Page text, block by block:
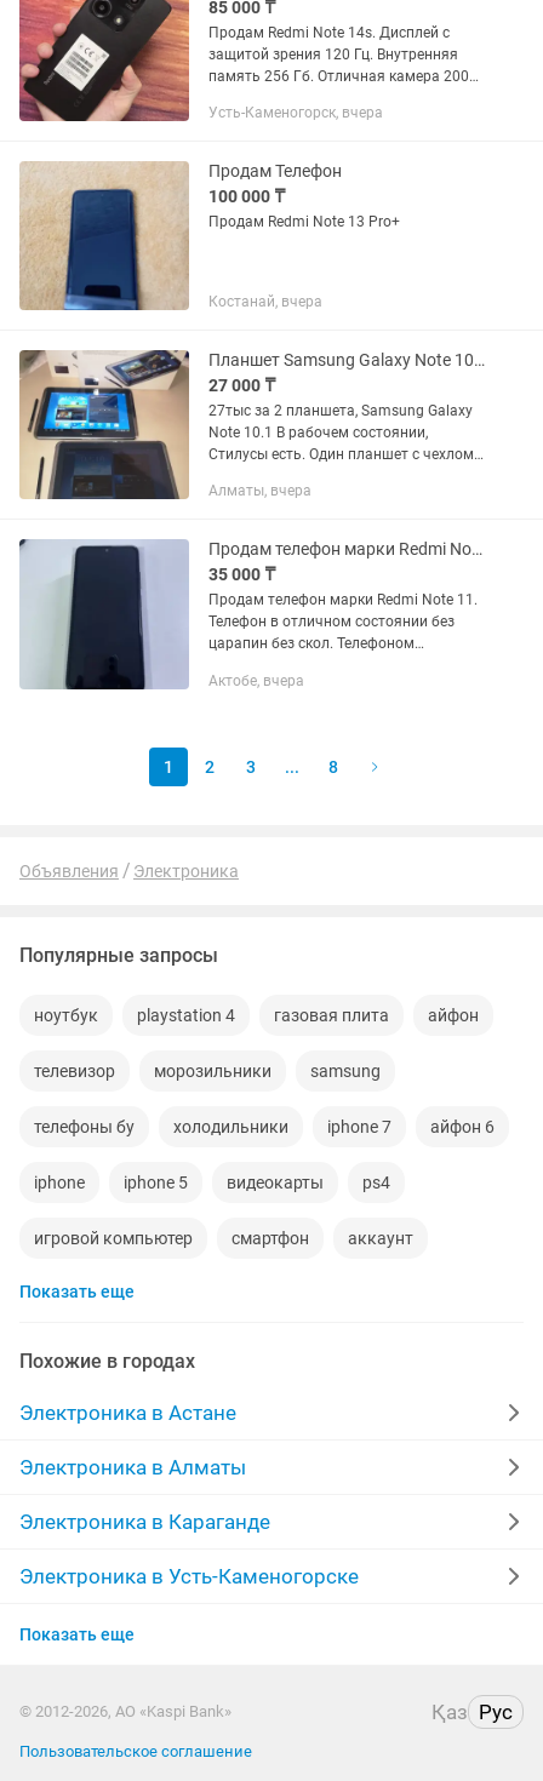
85 000 ₸
Продам Redmi Note 14s. Дисплей с
защитой зрения 120 Гц. Внутренняя
память 256 Гб. Отличная камера 200
Усть-Каменогорск, вчера
Продам Телефон
100 000 ₸
Продам Redmi Note 13 Pro+
Костанай, вчера
Планшет Samsung Galaxy Note 10.1
27 000 ₸
27тыс за 2 планшета, Samsung Galaxy
Note 10.1 В рабочем состоянии,
Стилусы есть. Один планшет с чехлом.
Алматы, вчера
Продам телефон марки Redmi Note 11
35 000 ₸
Продам телефон марки Redmi Note 11.
Телефон в отличном состоянии без
царапин без скол. Телефоном
телефона 128 гигабайт. Телефон
Актобе, вчера
1 2 3 ... 8
Объявления Электроника
Популярные запросы
ноутбук playstation 4 газовая плита айфон
телевизор морозильники samsung
телефоны бу холодильники iphone 7 айфон 6
iphone iphone 5 видеокарты ps4
игровой компьютер смартфон аккаунт
материнская плата
беспроводные наушники
обмен ddr2 xiaomi
компьютер пылесос
Показать еще
Похожие в городах
Электроника в Астане
Электроника в Алматы
Электроника в Караганде
Электроника в Усть-Каменогорске
Электроника в Костанае
Электроника в Атырау
Показать еще
© 2012-2026, АО «Kaspi Bank» Қаз Рус
Пользовательское соглашение